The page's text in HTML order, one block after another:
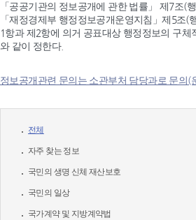
「공공기관의 정보공개에 관한 법률」 제7조(
「재정경제부 행정정보공개운영지침」제5조(
1항과 제2항에 의거 공표대상 행정정보의 구체
와 같이 정한다.
정보공개관련 문의는 소관부처 담당과로 문의(
전체
자주 찾는 정보
국민의 생명 신체 재산보호
국민의 일상
국가계약 및 지방계약법